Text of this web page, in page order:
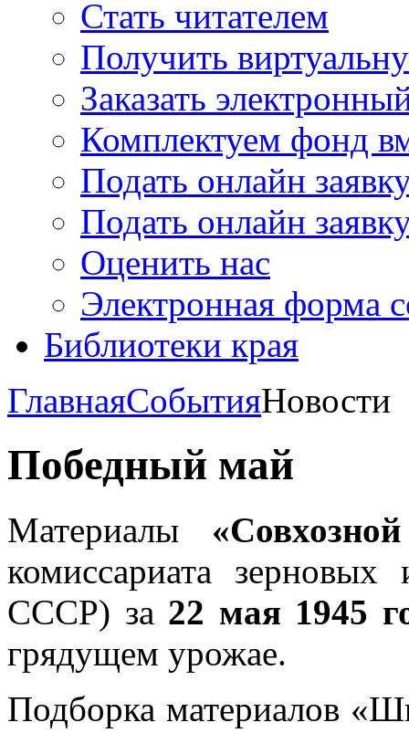
Стать читателем
Получить
Заказать
Комплектуем фонд
Подать онлайн
Подать онлайн
Оценить нас
Электронная форма
Библиотеки края
ГлавнаяСобытияНовости
Победный май
Материалы
комиссариата зерновых
СССР) за 22 мая 1945
грядущем урожае.
Подборка материалов